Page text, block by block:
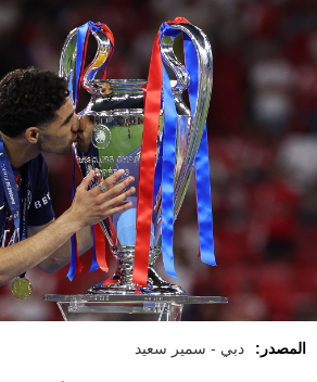
المصدر: دبي - سمير سعيد